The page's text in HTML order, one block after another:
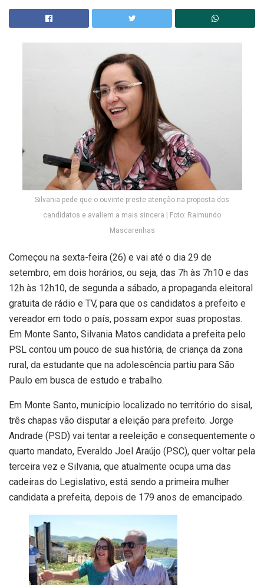
Silvania pede que o ouvinte preste atenção na proposta dos
candidatos e avaliem a mais sincera | Foto: Raimundo
Mascarenhas
Começou na sexta-feira (26) e vai até o dia 29 de
setembro, em dois horários, ou seja, das 7h às 7h10 e das
12h às 12h10, de segunda a sábado, a propaganda eleitoral
gratuita de rádio e TV, para que os candidatos a prefeito e
vereador em todo o país, possam expor suas propostas.
Em Monte Santo, Silvania Matos candidata a prefeita pelo
PSL contou um pouco de sua história, de criança da zona
rural, da estudante que na adolescência partiu para São
Paulo em busca de estudo e trabalho.
Em Monte Santo, município localizado no território do sisal,
três chapas vão disputar a eleição para prefeito. Jorge
Andrade (PSD) vai tentar a reeleição e consequentemente o
quarto mandato, Everaldo Joel Araújo (PSC), quer voltar pela
terceira vez e Silvania, que atualmente ocupa uma das
cadeiras do Legislativo, está sendo a primeira mulher
candidata a prefeita, depois de 179 anos de emancipado.